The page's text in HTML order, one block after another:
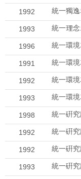
1992 統一獨
1993 統一理
1996 統一環
1991 統一環
1992 統一環
1993 統一環
1998 統一硏
1992 統一硏
1992 統一硏
1993 統一硏